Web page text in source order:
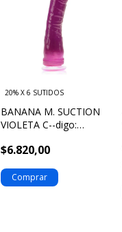
BANANA M. SUCTION
VIOLETA C--digo:
$6.820,00
20% X 6 SUTIDOS